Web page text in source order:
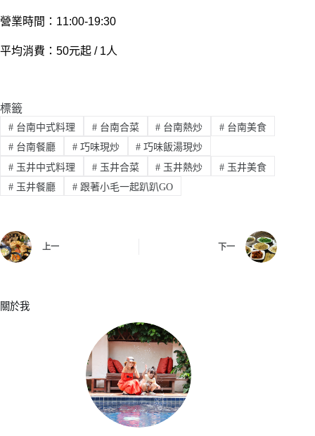
營業時間：11:00-19:30
平均消費：50元起 / 1人
標籤
#台南中式料理 #台南合菜 # 台南熱炒 # 台南美食
#台南餐廳 #巧味現炒 # 巧味飯湯現炒
#玉井中式料理 #玉井合菜 # 玉井熱炒 # 玉井美食
#玉井餐廳 #跟著小毛一起趴趴GO
上一 下一
關於我